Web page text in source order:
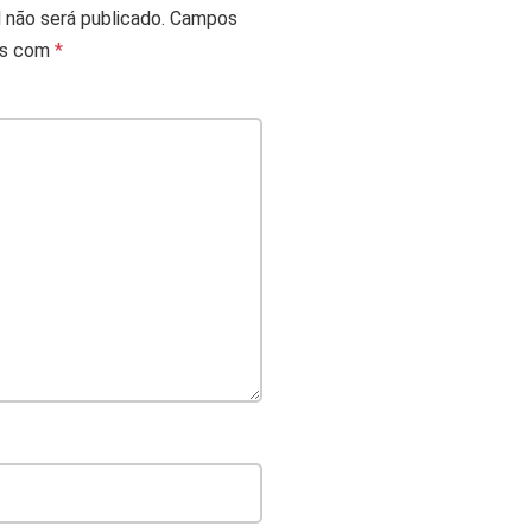
será publicado. Campos
com *